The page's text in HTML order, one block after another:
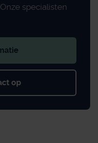
specialisten
op